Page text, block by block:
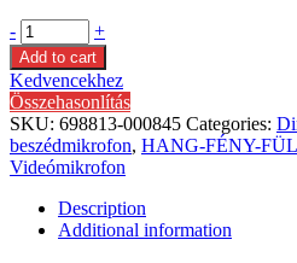
- +
Add to cart
Kedvencekhez
Összehasonlítás
SKU: 698813-000845 Categories:
beszédmikrofon, HANG-FÉNY-
Videómikrofon
Description
Additional information